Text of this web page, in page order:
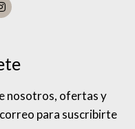
nosotros, ofertas y
para suscribirte